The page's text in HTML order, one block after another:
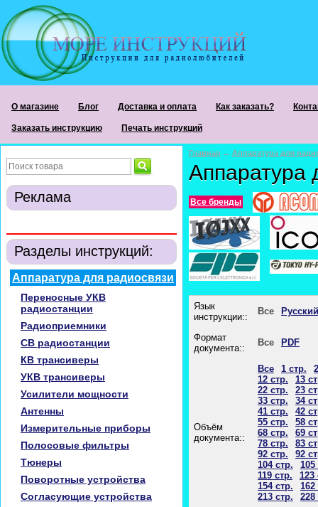
О магазине Блог Доставка и оплата Как заказать?
Заказать инструкцию Печать инструкций
Реклама
Разделы инструкций:
Аппаратура для радиосвязи
Переносные УКВ
радиостанции
Радиоприемники
CB радиостанции
КВ трансиверы
УКВ трансиверы
Усилители мощности
Антенны
Измерительные приборы
Полосовые фильтры
Тюнеры
Поворотные устройства
Согласующие устройства
Главная → Аппаратура для
Аппаратура
Все бренды
Язык
инструкции::
Все Русский
Формат
документа::
Все PDF
Объём
документа::
Все 1 стр.
12 стр.
13
22 стр.
23
33 стр.
34
41 стр.
42
55 стр.
58
68 стр.
69
78 стр.
83
92 стр.
92
104 стр.
105
119 стр.
123
154 стр.
162
213 стр.
228